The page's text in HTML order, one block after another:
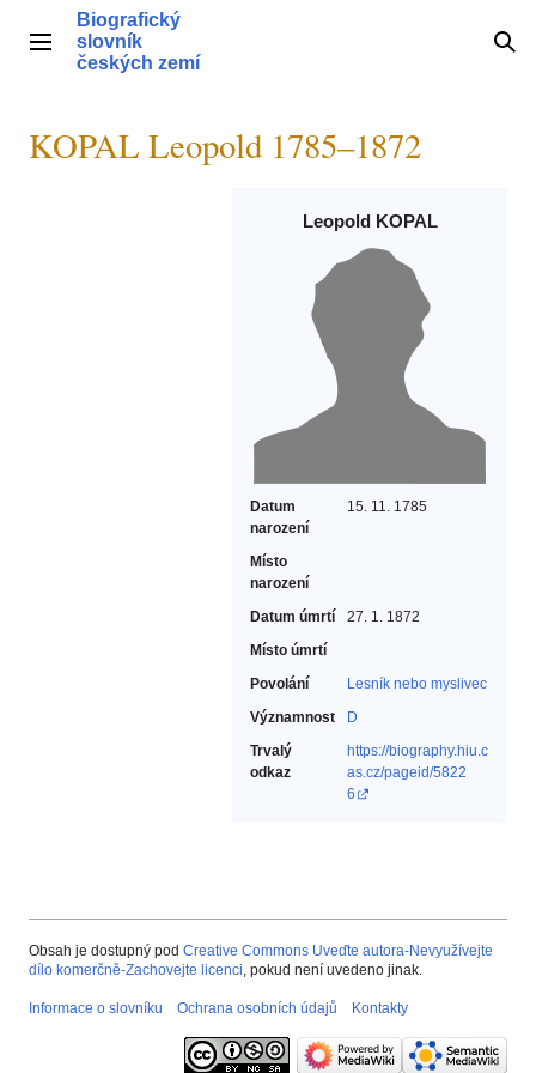
obsahHlavní menu
Biografický
slovník
českých zemí
KOPAL Leopold 1785–1872
Leopold KOPAL
Datum
narození
15. 11. 1785
Místo
narození
Datum úmrtí
27. 1. 1872
Místo úmrtí
Povolání
Lesník nebo myslivec‎
Významnost
D
Trvalý
odkaz
https://biography.hiu.c
as.cz/pageid/5822
6
Obsah je dostupný pod Creative Commons Uveďte autora-Nevyužívejte
dílo komerčně-Zachovejte licenci, pokud není uvedeno jinak.
Informace o slovníku Ochrana osobních údajů Kontakty